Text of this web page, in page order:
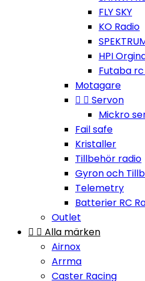
FLY SKY
KO Radio
HPI
Futaba
Motagare
  Servon
Mickro
Fail safe
Kristaller
Tillbehör radio
Gyron och
Telemetry
Batterier RC
Outlet
  Alla märken
Airnox
Arrma
Caster Racing